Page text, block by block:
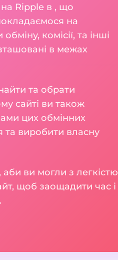
на Ripple в , що
на
комісії, та інші
в межах
та обрати
сайті ви також
цих обмінних
та виробити власну
ви могли з легкістю
щоб заощадити час і